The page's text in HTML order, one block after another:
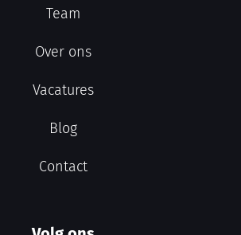
Team
Over ons
Vacatures
Blog
Contact